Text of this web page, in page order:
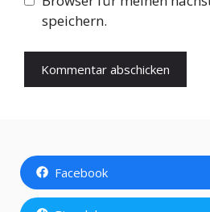
speichern.
Facebook